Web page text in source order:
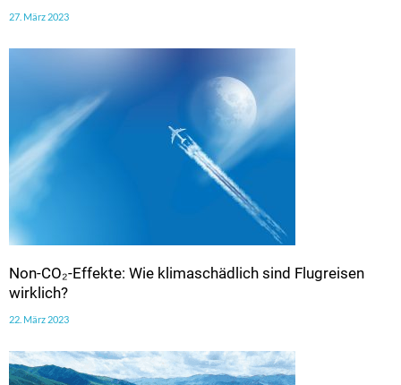
27. März 2023
Non-CO₂-Effekte: Wie klimaschädlich sind Flugreisen
wirklich?
22. März 2023